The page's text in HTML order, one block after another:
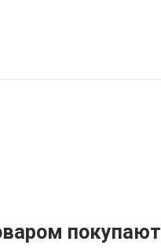
покупают